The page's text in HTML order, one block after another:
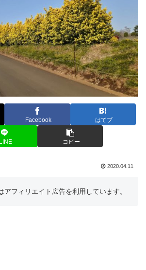
Facebook はてブ
LINE コピー
2020.04.11
アフィリエイト広告を利用しています。